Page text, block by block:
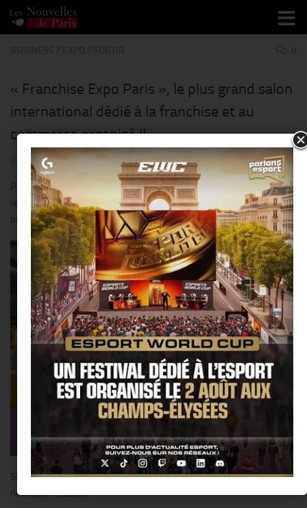
Skip to content
« Franchise Expo Paris », le plus grand salon
international dédié à la franchise et au
commerce organisé !!
THIERRY KER · PUBLIÉ19 MARS 2017· MIS À JOUR20 MARS 2017
Pour cette 36ème édition, « Franchise Expo Paris » reste le
rendez-vous incontournable qui permet à tous de réaliser son
projet de création d’entreprise…en franchise.
550 exposants sont au rendez-vous dont plus d’une centaine de
nouveaux réseaux.